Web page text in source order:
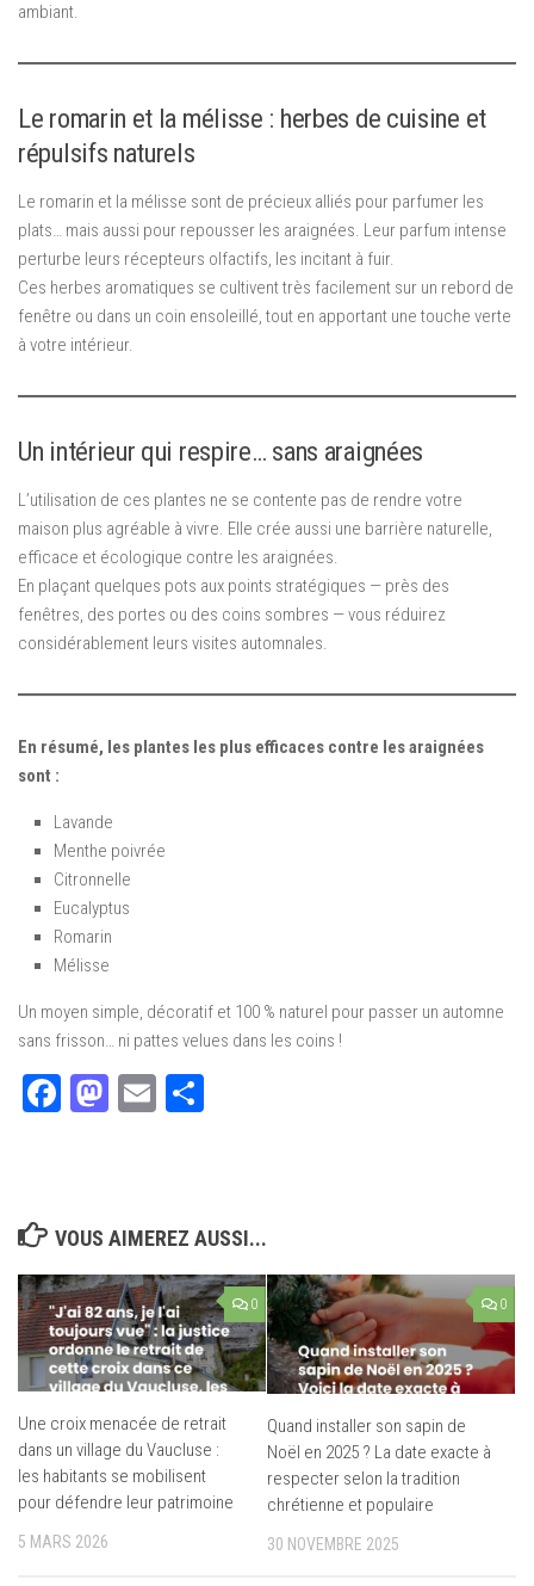
ambiant.
Le romarin et la mélisse : herbes de cuisine et
répulsifs naturels
Le romarin et la mélisse sont de précieux alliés pour parfumer les
plats… mais aussi pour repousser les araignées. Leur parfum intense
perturbe leurs récepteurs olfactifs, les incitant à fuir.
Ces herbes aromatiques se cultivent très facilement sur un rebord de
fenêtre ou dans un coin ensoleillé, tout en apportant une touche verte
à votre intérieur.
Un intérieur qui respire… sans araignées
L’utilisation de ces plantes ne se contente pas de rendre votre
maison plus agréable à vivre. Elle crée aussi une barrière naturelle,
efficace et écologique contre les araignées.
En plaçant quelques pots aux points stratégiques — près des
fenêtres, des portes ou des coins sombres — vous réduirez
considérablement leurs visites automnales.
En résumé, les plantes les plus efficaces contre les araignées
sont :
Lavande
Menthe poivrée
Citronnelle
Eucalyptus
Romarin
Mélisse
Un moyen simple, décoratif et 100 % naturel pour passer un automne
sans frisson… ni pattes velues dans les coins !
Facebook
Mastodon
Email
VOUS AIMEREZ AUSSI...
0
Une croix menacée de retrait
dans un village du Vaucluse :
les habitants se mobilisent
pour défendre leur patrimoine
5 MARS 2026
0
Quand installer son sapin de
Noël en 2025 ? La date exacte à
respecter selon la tradition
chrétienne et populaire
30 NOVEMBRE 2025